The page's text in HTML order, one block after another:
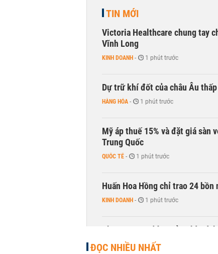
TIN MỚI
Victoria Healthcare chung tay
Vĩnh Long
KINH DOANH - 1 phút trước
Dự trữ khí đốt của châu Âu
HÀNG HÓA - 1 phút trước
Mỹ áp thuế 15% và đặt giá sàn
Trung Quốc
QUỐC TẾ - 1 phút trước
Huấn Hoa Hồng chỉ trao 24
KINH DOANH - 1 phút trước
Phương Nam đóng cửa nhà
KINH DOANH - 1 phút trước
ĐỌC NHIỀU NHẤT